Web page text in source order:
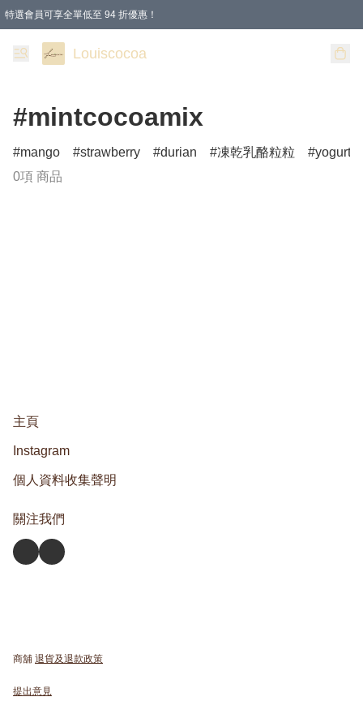
特選會員可享全單低至 94 折優惠！
購物滿 HKD 200.00即享免運費優惠！（適用於 本地送貨、本地取貨 )
Louiscocoa
#mintcocoamix
mango strawberry durian 凍乾乳酪粒粒
0項 商品
主頁
Instagram
個人資料收集聲明
關注我們
商舖 退貨及退款政策
提出意見